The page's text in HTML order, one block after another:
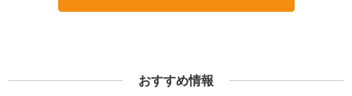
おすすめ情報